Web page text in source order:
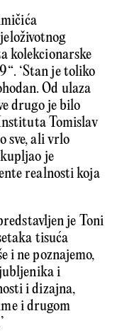
kolekcionarske
‘Stan je toliko
Od ulaza
drugo je bilo
Tomislav
sve, ali vrlo
je
realnosti koja
je Toni
tisuća
i ne poznajemo,
i
i dizajna,
i drugom